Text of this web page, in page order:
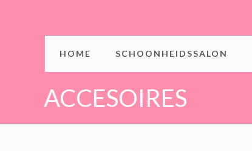
HOME SCHOONHEIDSSALON
ACCESOIRES